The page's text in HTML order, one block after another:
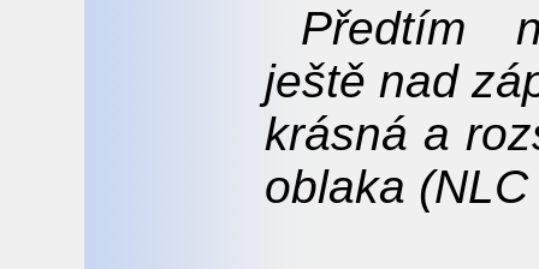
Předtím
ještě nad
krásná a
oblaka